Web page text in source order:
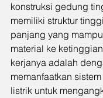
konstruksi gedung
memiliki struktur
panjang yang
material ke
kerjanya adalah
memanfaatkan
listrik untuk